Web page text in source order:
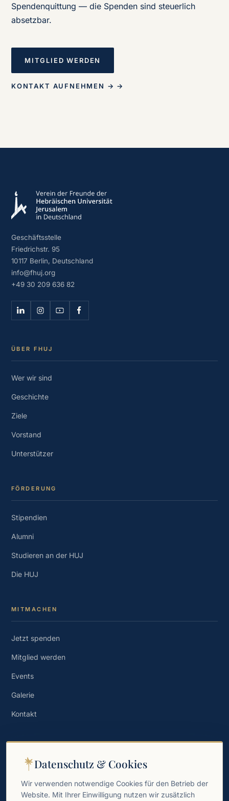
Spendenquittung — die Spenden sind steuerlich
absetzbar.
MITGLIED WERDEN
KONTAKT AUFNEHMEN → →
Geschäftsstelle
Friedrichstr. 95
10117 Berlin, Deutschland
info@fhuj.org
+49 30 209 636 82
ÜBER FHUJ
Wer wir sind
Geschichte
Ziele
Vorstand
Unterstützer
FÖRDERUNG
Stipendien
Alumni
Studieren an der HUJ
Die HUJ
MITMACHEN
Jetzt spenden
Mitglied werden
Events
Galerie
Kontakt
Datenschutz & Cookies
Wir verwenden notwendige Cookies für den Betrieb der
Website. Mit Ihrer Einwilligung nutzen wir zusätzlich